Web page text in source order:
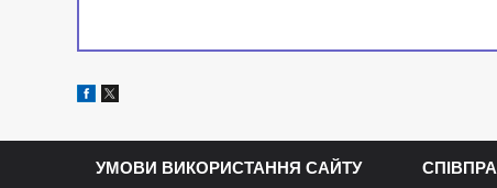
УМОВИ ВИКОРИСТАННЯ САЙТУ